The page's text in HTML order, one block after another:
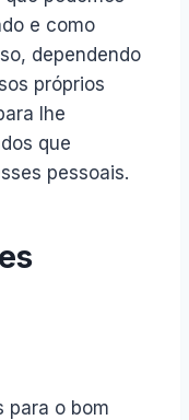
e como
dependendo
próprios
lhe
que
pessoais.
para o bom